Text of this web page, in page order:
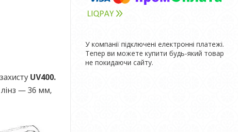
UV400.
— 36 мм,
У компанії підключені електронні платежі.
Тепер ви можете купити будь-який товар
не покидаючи сайту.